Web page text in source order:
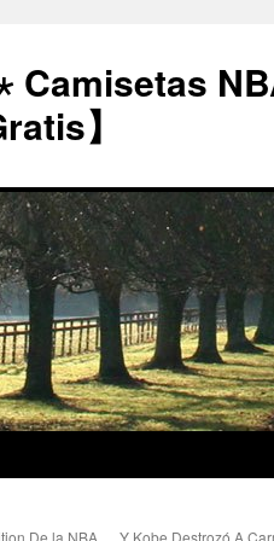
Camisetas
】
De la NBA
Y Kobe Destrozó A